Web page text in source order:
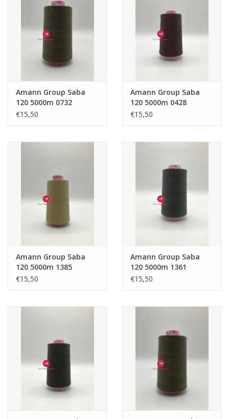
Amann Group Saba
120 5000m 0732
€15,50
Amann Group Saba
120 5000m 0428
€15,50
Amann Group Saba
120 5000m 1385
€15,50
Amann Group Saba
120 5000m 1361
€15,50